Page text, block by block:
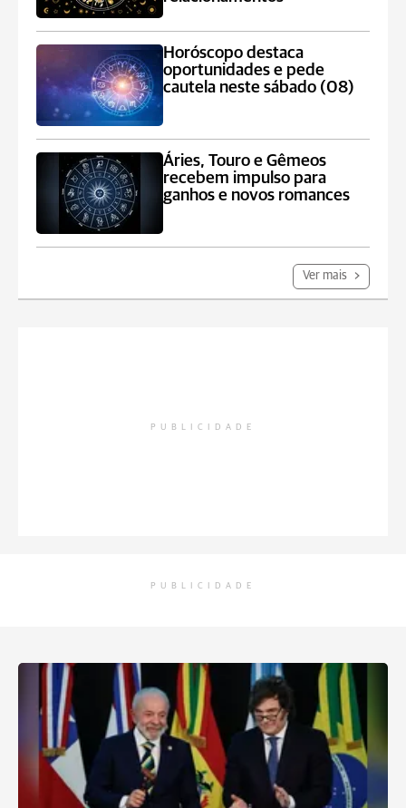
Horóscopo destaca
oportunidades e pede
cautela neste sábado (08)
Áries, Touro e Gêmeos
recebem impulso para
ganhos e novos romances
Ver mais
PUBLICIDADE
PUBLICIDADE